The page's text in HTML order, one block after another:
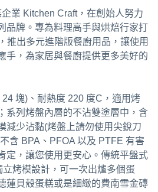
業 Kitchen Craft，在創始人努力
品牌。專為料理高手與烘焙行家打
推出多元進階版餐廚用品，讓使用
手，為家居與餐廚提供更多美好的
塊)、耐熱度 220 度C，適用烤
系列烤盤內層的不沾雙塗層中，含
減少沾黏(烤盤上請勿使用尖銳刀
含 BPA、PFOA 以及 PTFE 有害
定，讓您使用更安心。傳統平盤式
烤模設計，可一次出爐多個蛋
蓮貝殼蛋糕或是細緻的費南雪金磚